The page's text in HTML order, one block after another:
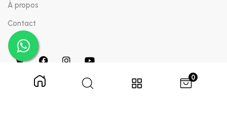
0
À propos
Contact